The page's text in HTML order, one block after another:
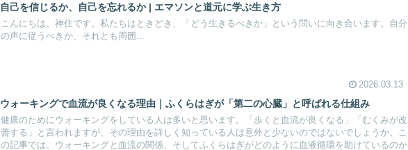
自己を信じるか、自己を忘れるか | エマソンと道元に学ぶ生き方
こんにちは、神住です。私たちはときどき、「どう生きるべきか」という問いに向き合います。自分
の声に従うべきか、それとも周囲...
2026.03.13
ウォーキングで血流が良くなる理由｜ふくらはぎが「第二の心臓」と呼ばれる仕組み
健康のためにウォーキングをしている人は多いと思います。「歩くと血流が良くなる」「むくみが改
善する」と言われますが、その理由を詳しく知っている人は意外と少ないのではないでしょうか。こ
の記事では、ウォーキングと血流の関係、そしてふくらはぎがどのように血液循環を助けているのか